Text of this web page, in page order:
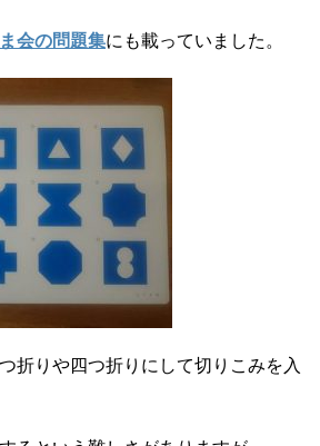
会の問題集にも載っていました。
折りや四つ折りにして切りこみを入